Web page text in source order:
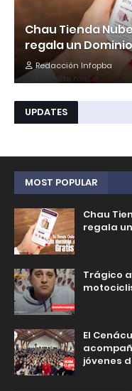
Chau Tienda
regala un
Redacción Infopba
UPDATES
MOST POPULAR
Chau
regala
Trágico
El
jóvenes